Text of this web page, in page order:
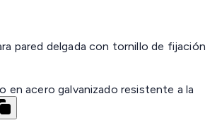
pared delgada con tornillo de fijación
en acero galvanizado resistente a la